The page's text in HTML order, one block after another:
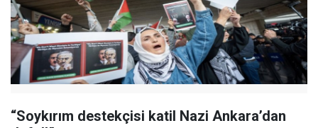
“Soykırım destekçisi katil Nazi Ankara’dan